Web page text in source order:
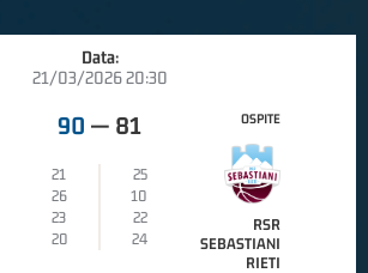
Data:
21/03/2026 20:30
90 — 81
21
25
26
10
23
22
20
24
OSPITE
RSR
SEBASTIANI
RIETI